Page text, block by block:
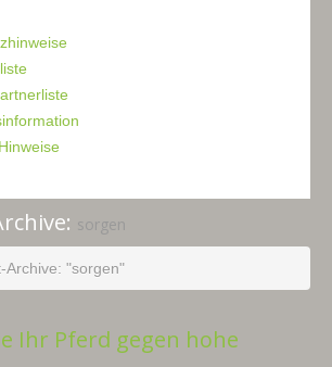
sorgen
Archive: "sorgen"
Ihr Pferd gegen hohe